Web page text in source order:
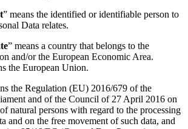
” means the identified or identifiable person to
Data relates.
” means a country that belongs to the
and/or the European Economic Area.
the European Union.
the Regulation (EU) 2016/679 of the
and of the Council of 27 April 2016 on
natural persons with regard to the processing
and on the free movement of such data, and